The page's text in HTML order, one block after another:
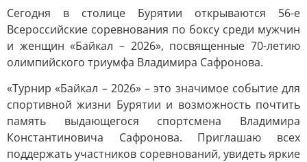
Сегодня в столице Бурятии открываются 56-е
Всероссийские соревнования по боксу среди мужчин
и женщин «Байкал – 2026», посвященные 70-летию
олимпийского триумфа Владимира Сафронова.
«Турнир «Байкал – 2026» – это значимое событие для
спортивной жизни Бурятии и возможность почтить
память выдающегося спортсмена Владимира
Константиновича Сафронова. Приглашаю всех
поддержать участников соревнований, увидеть яркие